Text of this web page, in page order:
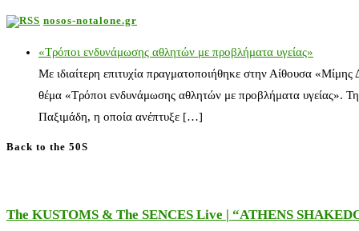
nosos-notalone.gr
«Τρόποι ενδυνάμωσης αθλητών με προβλήματα υγείας»
Με ιδιαίτερη επιτυχία πραγματοποιήθηκε στην Αίθουσα
θέμα «Τρόποι ενδυνάμωσης αθλητών με προβλήματα υγείας».
Παξιμάδη, η οποία ανέπτυξε […]
Back to the 50S
The KUSTOMS & The SENCES Live | “ATHENS